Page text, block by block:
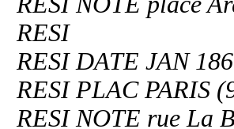
RESI
RESI DATE JAN
RESI PLAC PARIS
RESI NOTE rue La